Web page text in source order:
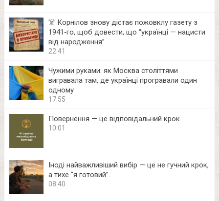
☠️ Корнілов знову дістає пожовклу газету з
1941‑го, щоб довести, що “українці — нацисти
від народження”.
22:41
Чужими руками: як Москва століттями
вигравала там, де українці програвали один
одному
17:55
Повернення — це відповідальний крок
10:01
Іноді найважливіший вибір — це не гучний крок,
а тихе “я готовий”.
08:40